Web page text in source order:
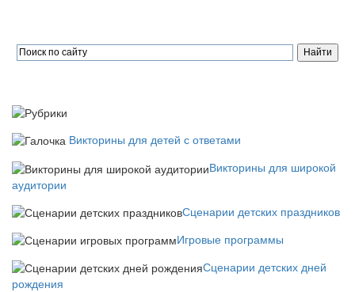
Викторины для детей с ответами
Викторины для широкой
аудитории
Сценарии детских праздников
Игровые программы
Сценарии детских дней
рождения